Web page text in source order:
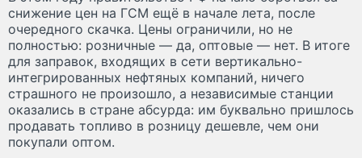
снижение цен на ГСМ ещё в начале лета, после
очередного скачка. Цены ограничили, но не
полностью: розничные — да, оптовые — нет. В итоге
для заправок, входящих в сети вертикально-
интегрированных нефтяных компаний, ничего
страшного не произошло, а независимые станции
оказались в стране абсурда: им буквально пришлось
продавать топливо в розницу дешевле, чем они
покупали оптом.